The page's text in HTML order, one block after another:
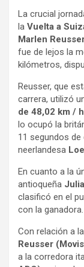
La crucial
la Vuelta a
Marlen
fue de lejos la
kilómetros,
Reusser, que
carrera, utilizó
de 48,02 km / h
lo ocupó la
11 segundos
neerlandesa
En cuanto a la
antioqueña
clasificó en el
con la ganadora.
Con relación a
Reusser
a la corredora